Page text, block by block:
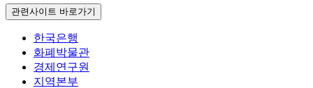
관련사이트 바로가기
한국은행
화폐박물관
경제연구원
지역본부